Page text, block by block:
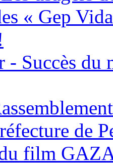
« Gep
Succès du
de
film